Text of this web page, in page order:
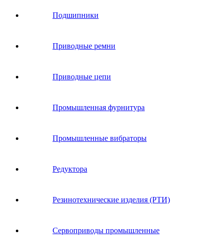
Подшипники
Приводные ремни
Приводные цепи
Промышленная фурнитура
Промышленные вибраторы
Редуктора
Резинотехнические изделия (РТИ)
Сервоприводы промышленные